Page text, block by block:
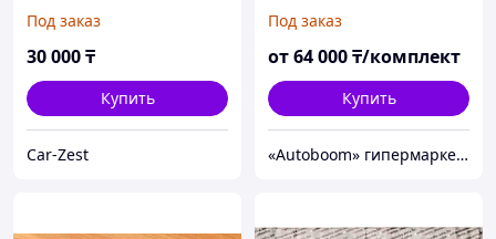
Под заказ
30 000₸
Купить
Car-Zest
доставка
Под заказ
от64 000₸/комплект
Купить
«Autoboom» гипермаркет автотоваров